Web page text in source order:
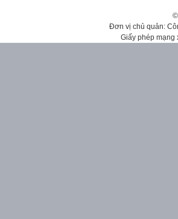
Đơn vị chủ quản:
Giấy phép mạng